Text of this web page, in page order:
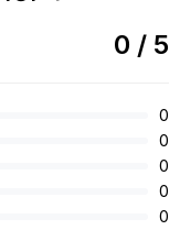
0 / 5
0
0
0
0
0